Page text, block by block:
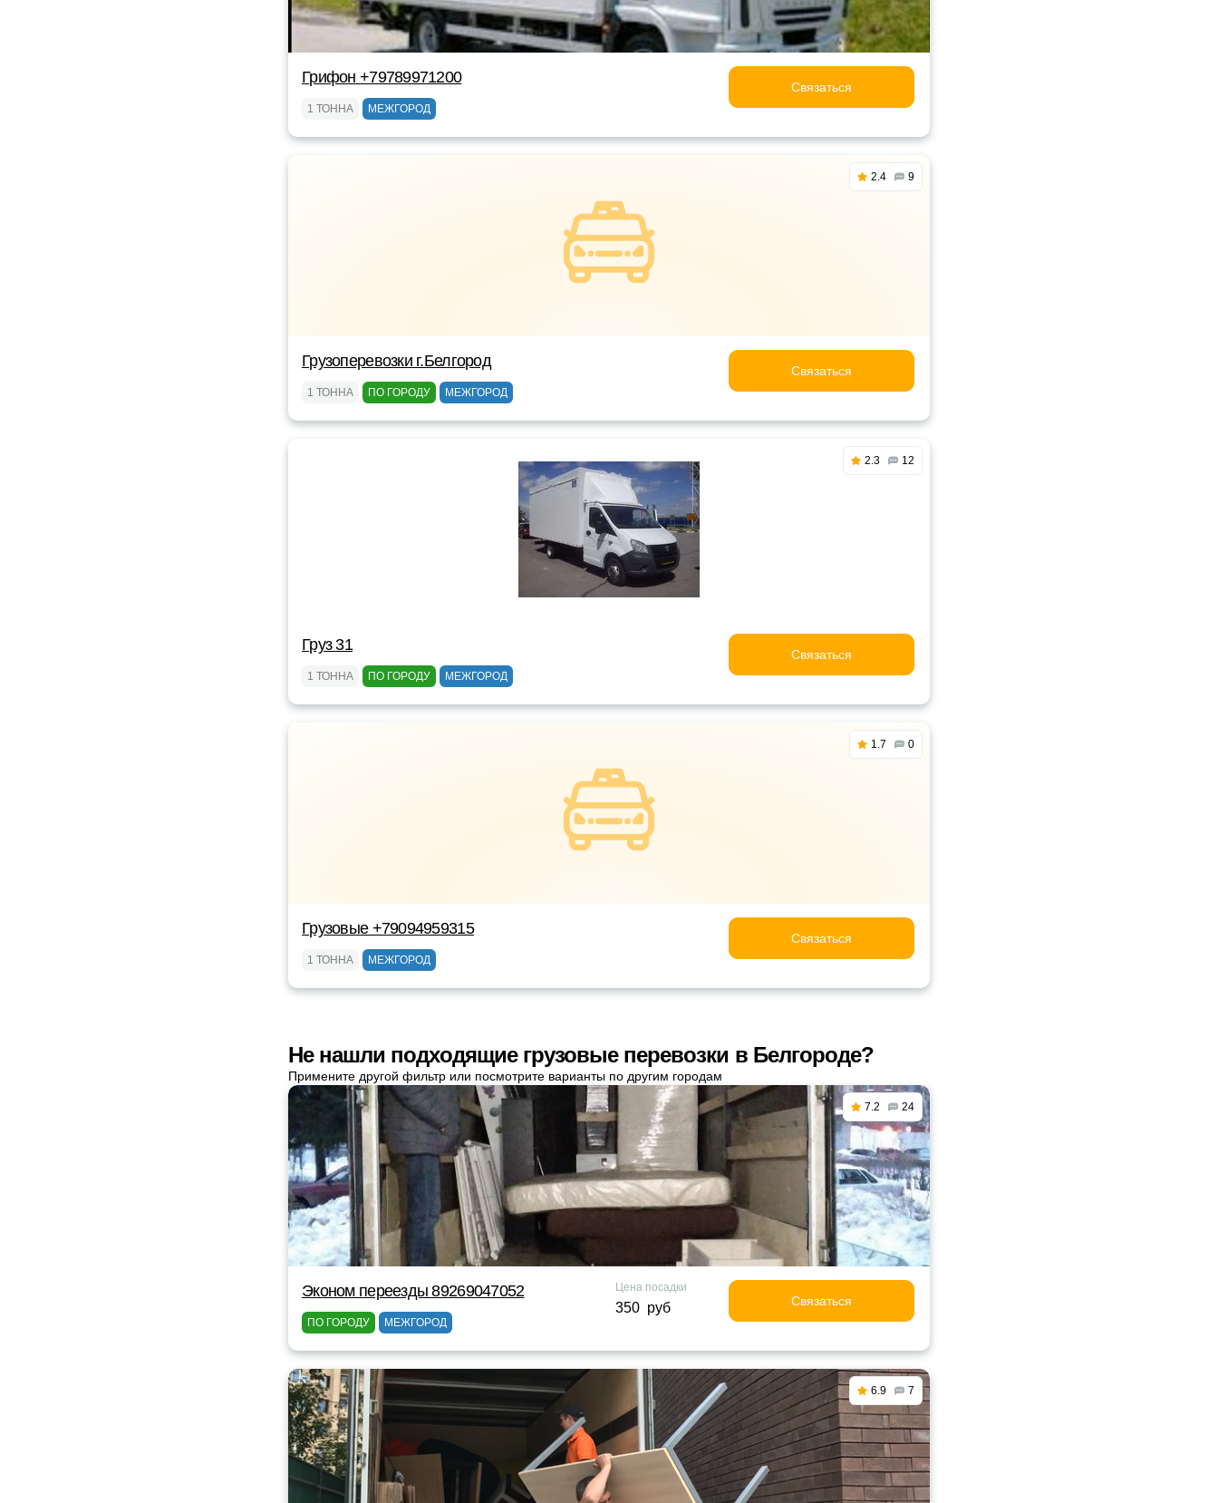
Грифон +79789971200
1 ТОННА МЕЖГОРОД
Связаться
2.4 9
Грузоперевозки г.Белгород
1 ТОННА ПО ГОРОДУ МЕЖГОРОД
Связаться
2.3 12
Груз 31
1 ТОННА ПО ГОРОДУ МЕЖГОРОД
Связаться
1.7 0
Грузовые +79094959315
1 ТОННА МЕЖГОРОД
Связаться
Не нашли подходящие грузовые перевозки в Белгороде?
Примените другой фильтр или посмотрите варианты по другим городам
7.2 24
Эконом переезды 89269047052
ПО ГОРОДУ МЕЖГОРОД
Цена посадки
350 руб Связаться
6.9 7